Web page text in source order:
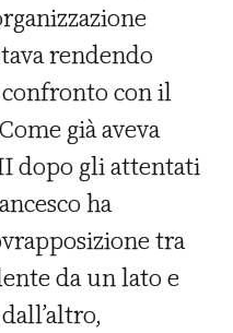
rendendo
con il
già aveva
dopo gli attentati
ha
tra
da un lato e